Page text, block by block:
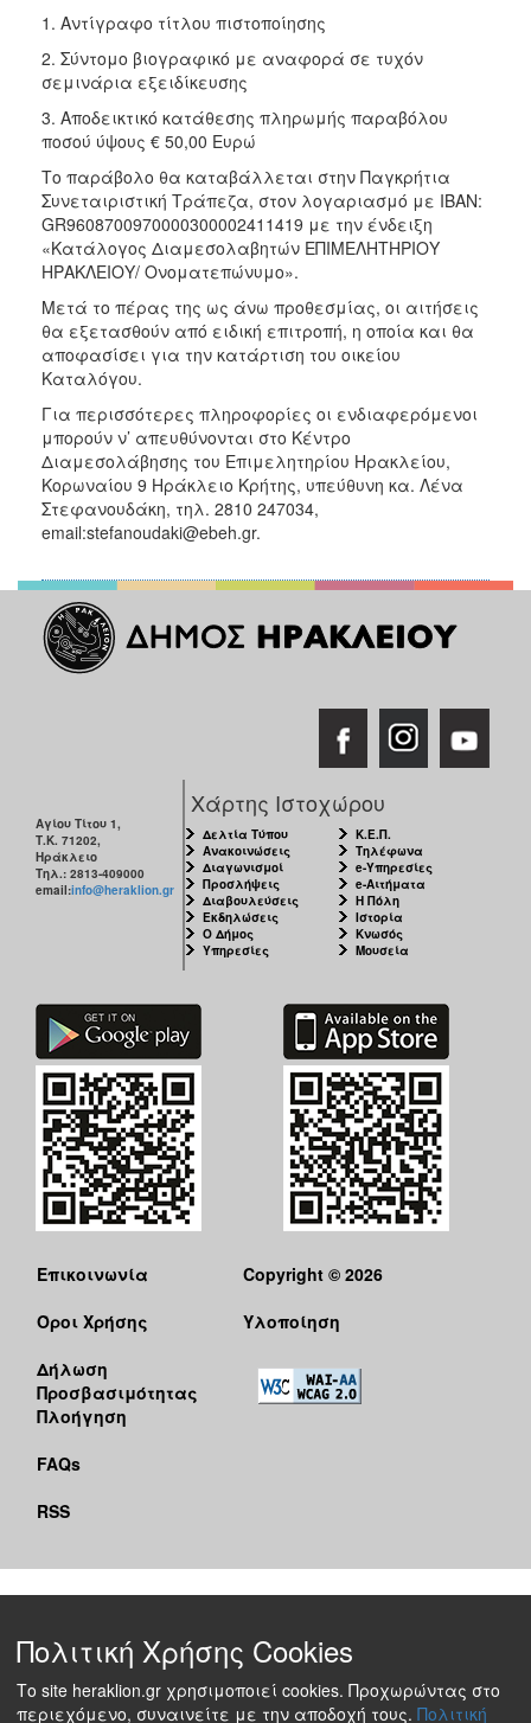
ΑΝΘΕΚΤΙΚΗ
ΠΟΛΗ1. Αντίγραφο τίτλου πιστοποίησης
2. Σύντομο βιογραφικό με αναφορά σε τυχόν
σεμινάρια εξειδίκευσης
3. Αποδεικτικό κατάθεσης πληρωμής παραβόλου
ποσού ύψους € 50,00 Ευρώ
Το παράβολο θα καταβάλλεται στην Παγκρήτια
Συνεταιριστική Τράπεζα, στον λογαριασμό με IBAN:
GR9608700970000300002411419 με την ένδειξη
«Κατάλογος Διαμεσολαβητών ΕΠΙΜΕΛΗΤΗΡΙΟΥ
ΗΡΑΚΛΕΙΟΥ/ Ονοματεπώνυμο».
Μετά το πέρας της ως άνω προθεσμίας, οι αιτήσεις
θα εξετασθούν από ειδική επιτροπή, η οποία και θα
αποφασίσει για την κατάρτιση του οικείου
Καταλόγου.
Για περισσότερες πληροφορίες οι ενδιαφερόμενοι
μπορούν ν’ απευθύνονται στο Κέντρο
Διαμεσολάβησης του Επιμελητηρίου Ηρακλείου,
Κορωναίου 9 Ηράκλειο Κρήτης, υπεύθυνη κα. Λένα
Στεφανουδάκη, τηλ. 2810 247034,
email:stefanoudaki@ebeh.gr.
Αγίου Τίτου 1,
Τ.Κ. 71202,
Ηράκλειο
Τηλ.: 2813-409000
email:info@heraklion.gr
Χάρτης Ιστοχώρου
Δελτία Τύπου
Ανακοινώσεις
Διαγωνισμοί
Προσλήψεις
Διαβουλεύσεις
Εκδηλώσεις
Ο Δήμος
Υπηρεσίες
Κ.Ε.Π.
Τηλέφωνα
e-Υπηρεσίες
e-Αιτήματα
Η Πόλη
Ιστορία
Κνωσός
Μουσεία
Επικοινωνία
Όροι Χρήσης
Δήλωση
Προσβασιμότητας
Πλοήγηση
FAQs
RSS
Copyright © 2026
Υλοποίηση
Πολιτική Χρήσης Cookies
Το site heraklion.gr χρησιμοποιεί cookies. Προχωρώντας στο
περιεχόμενο, συναινείτε με την αποδοχή τους. Πολιτική